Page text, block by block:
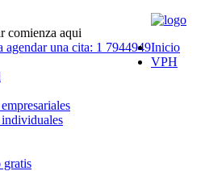
comienza aqui
agendar una cita: 1 7944949Inicio
VPH
individuales
gratis